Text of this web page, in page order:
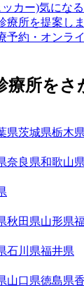
カー)気にな
療所を提案し
予約・オンラ
療所をさ
県茨城県栃木県
奈良県和歌山県
秋田県山形県
石川県福井県
山口県徳島県